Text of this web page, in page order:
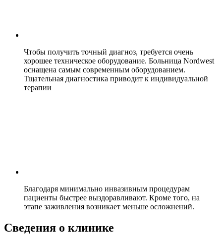
Чтобы получить точный диагноз, требуется очень
хорошее техническое оборудование. Больница Nordwest
оснащена самым современным оборудованием.
Тщательная диагностика приводит к индивидуальной
терапии
Благодаря минимально инвазивным процедурам
пациенты быстрее выздоравливают. Кроме того, на
этапе заживления возникает меньше осложнений.
Сведения о клинике